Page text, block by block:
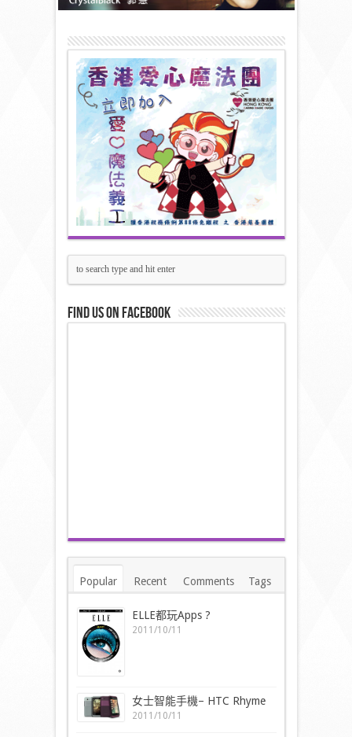
Find us on Facebook
Popular Recent Comments Tags
ELLE都玩Apps ?
2011/10/11
女士智能手機– HTC Rhyme
2011/10/11